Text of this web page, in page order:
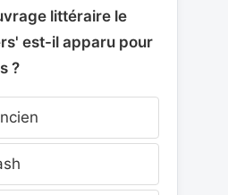
littéraire le
est-il apparu pour
?